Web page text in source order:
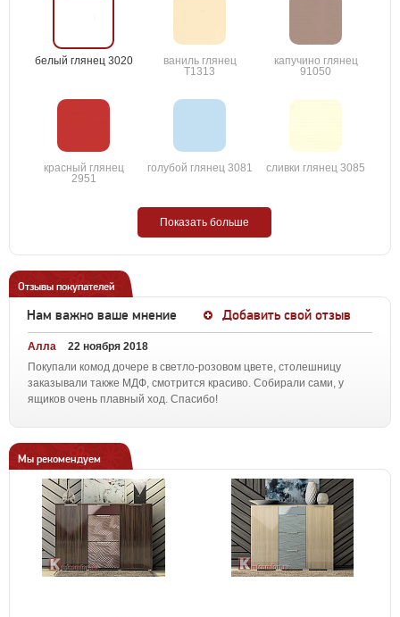
белый глянец 3020
ваниль глянец
T1313
капучино глянец
91050
красный глянец
2951
голубой глянец 3081 сливки глянец 3085
Показать больше
Отзывы покупателей
Нам важно ваше мнение Добавить свой отзыв
Алла
22 ноября 2018
Покупали комод дочере в светло-розовом цвете, столешницу
заказывали также МДФ, смотрится красиво. Собирали сами, у
ящиков очень плавный ход. Спасибо!
Мы рекомендуем